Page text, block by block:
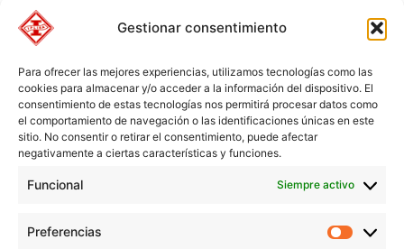
Gestionar consentimiento
Para ofrecer las mejores experiencias, utilizamos tecnologías como las
cookies para almacenar y/o acceder a la información del dispositivo. El
consentimiento de estas tecnologías nos permitirá procesar datos como
el comportamiento de navegación o las identificaciones únicas en este
sitio. No consentir o retirar el consentimiento, puede afectar
negativamente a ciertas características y funciones.
Funcional Siempre activo
Preferencias